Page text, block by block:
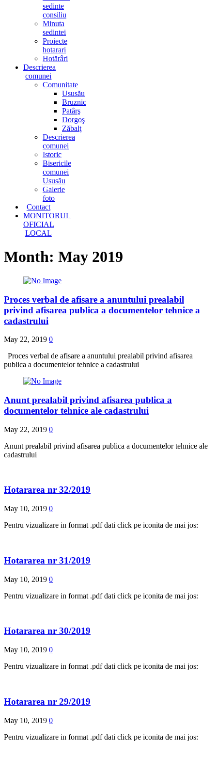
sedinte
consiliu
Minuta
sedintei
Proiecte
hotarari
Hotărâri
Descrierea
comunei
Comunitate
Ususău
Bruznic
Patârş
Dorgoş
Zăbalţ
Descrierea
comunei
Istoric
Bisericile
comunei
Ususău
Galerie
foto
Contact
MONITORUL
OFICIAL
LOCAL
Month: May 2019
Proces verbal de afisare a anuntului prealabil
privind afisarea publica a documentelor tehnice a
cadastrului
May 22, 2019 0
Proces verbal de afisare a anuntului prealabil privind afisarea
publica a documentelor tehnice a cadastrului
Anunt prealabil privind afisarea publica a
documentelor tehnice ale cadastrului
May 22, 2019 0
Anunt prealabil privind afisarea publica a documentelor tehnice ale
cadastrului
Hotararea nr 32/2019
May 10, 2019 0
Pentru vizualizare in format .pdf dati click pe iconita de mai jos:
Hotararea nr 31/2019
May 10, 2019 0
Pentru vizualizare in format .pdf dati click pe iconita de mai jos:
Hotararea nr 30/2019
May 10, 2019 0
Pentru vizualizare in format .pdf dati click pe iconita de mai jos:
Hotararea nr 29/2019
May 10, 2019 0
Pentru vizualizare in format .pdf dati click pe iconita de mai jos: